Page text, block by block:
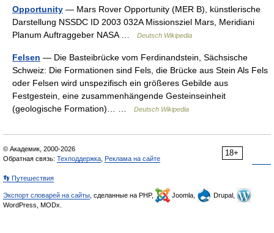
Opportunity — Mars Rover Opportunity (MER B), künstlerische
Darstellung NSSDC ID 2003 032A Missionsziel Mars, Meridiani
Planum Auftraggeber NASA …
Deutsch Wikipedia
Felsen — Die Basteibrücke vom Ferdinandstein, Sächsische
Schweiz: Die Formationen sind Fels, die Brücke aus Stein Als Fels
oder Felsen wird unspezifisch ein größeres Gebilde aus
Festgestein, eine zusammenhängende Gesteinseinheit
(geologische Formation)… …
Deutsch Wikipedia
18+
© Академик, 2000-2026
Обратная связь: Техподдержка Реклама на сайте
👣 Путешествия
Экспорт словарей на сайты , сделанные на PHP, Joomla,
Drupal,
WordPress, MODx.